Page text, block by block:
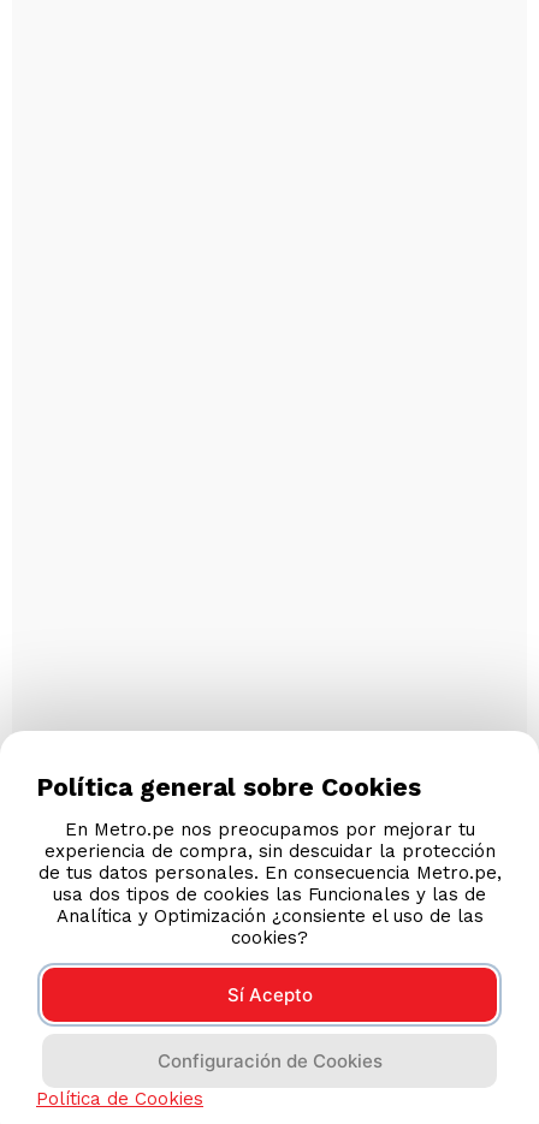
Política general sobre Cookies
En Metro.pe nos preocupamos por mejorar tu
experiencia de compra, sin descuidar la protección
de tus datos personales. En consecuencia Metro.pe,
usa dos tipos de cookies las Funcionales y las de
Analítica y Optimización ¿consiente el uso de las
cookies?
Sí Acepto
Configuración de Cookies
Política de Cookies